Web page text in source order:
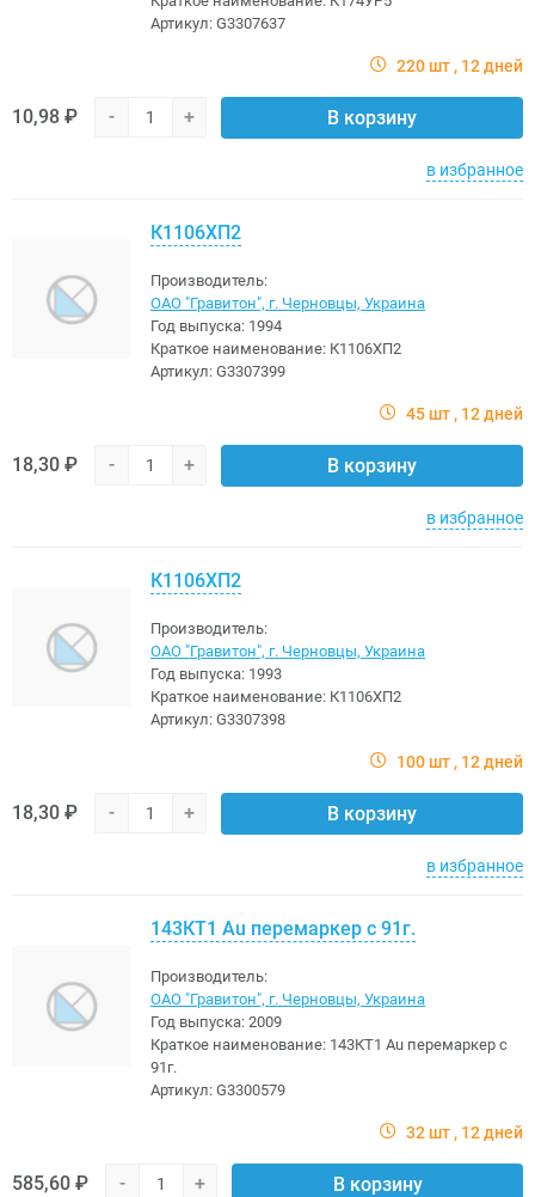
Артикул: G3307637
220 шт 12 дней
10,98 ₽ - + В корзину
в избранное
К1106ХП2
Производитель:
ОАО "Гравитон", г. Черновцы, Украина
Год выпуска: 1994
Краткое наименование: К1106ХП2
Артикул: G3307399
45 шт 12 дней
18,30 ₽ - + В корзину
в избранное
К1106ХП2
Производитель:
ОАО "Гравитон", г. Черновцы, Украина
Год выпуска: 1993
Краткое наименование: К1106ХП2
Артикул: G3307398
100 шт 12 дней
18,30 ₽ - + В корзину
в избранное
143КТ1 Au перемаркер с 91г.
Производитель:
ОАО "Гравитон", г. Черновцы, Украина
Год выпуска: 2009
Краткое наименование: 143КТ1 Au перемаркер с
91г.
Артикул: G3300579
32 шт 12 дней
585,60 ₽ - + В корзину